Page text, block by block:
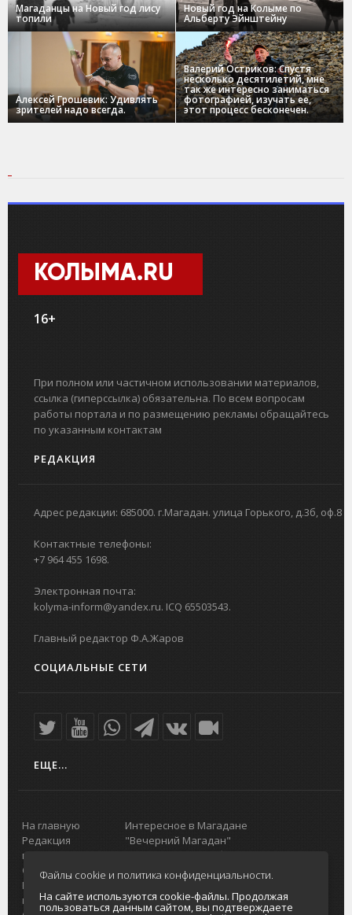
Магаданцы на Новый год лису
топили
Новый год на Колыме по
Альберту Эйнштейну
Алексей Грошевик: Удивлять
зрителей надо всегда.
Валерий Остриков: Спустя
несколько десятилетий, мне
так же интересно заниматься
фотографией, изучать ее,
этот процесс бесконечен.
КОЛЫМА.RU
16+
При полном или частичном использовании материалов,
ссылка (гиперссылка) обязательна. По всем вопросам
работы портала и по размещению рекламы обращайтесь
по указанным контактам
РЕДАКЦИЯ
Адрес редакции: 685000. г.Магадан. улица Горького, д.3б, оф.8
Контактные телефоны:
+7 964 455 1698.
Электронная почта:
kolyma-inform@yandex.ru. ICQ 65503543.
Главный редактор Ф.А.Жаров
СОЦИАЛЬНЫЕ СЕТИ
ЕЩЕ...
На главную
Редакция
портала
О проекте
Реклама на
портале
Интересное в Магадане
"Вечерний Магадан"
Городская доска объявлений
Главный туристический портал
Колымы
Файлы cookie и политика конфиденциальности.
На сайте используются cookie-файлы. Продолжая
пользоваться данным сайтом, вы подтверждаете